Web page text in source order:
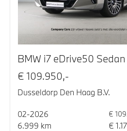
BMW i7 eDrive50 Sedan
€ 109.950,-
Dusseldorp Den Haag B.V.
02-2026 €
6.999 km €